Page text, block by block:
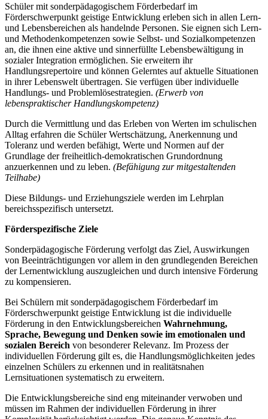
Schüler mit sonderpädagogischem Förderbedarf im
Förderschwerpunkt geistige Entwicklung erleben sich in allen Lern-
und Lebensbereichen als handelnde Personen. Sie eignen sich Lern-
und Methodenkompetenzen sowie Selbst- und Sozialkompetenzen
an, die ihnen eine aktive und sinnerfüllte Lebensbewältigung in
sozialer Integration ermöglichen. Sie erweitern ihr
Handlungsrepertoire und können Gelerntes auf aktuelle Situationen
in ihrer Lebenswelt übertragen. Sie verfügen über individuelle
Handlungs- und Problemlösestrategien. (Erwerb von
lebenspraktischer Handlungskompetenz)
Durch die Vermittlung und das Erleben von Werten im schulischen
Alltag erfahren die Schüler Wertschätzung, Anerkennung und
Toleranz und werden befähigt, Werte und Normen auf der
Grundlage der freiheitlich-demokratischen Grundordnung
anzuerkennen und zu leben. (Befähigung zur mitgestaltenden
Teilhabe)
Diese Bildungs- und Erziehungsziele werden im Lehrplan
bereichsspezifisch untersetzt.
Förderspezifische Ziele
Sonderpädagogische Förderung verfolgt das Ziel, Auswirkungen
von Beeinträchtigungen vor allem in den grundlegenden Bereichen
der Lernentwicklung auszugleichen und durch intensive Förderung
zu kompensieren.
Bei Schülern mit sonderpädagogischem Förderbedarf im
Förderschwerpunkt geistige Entwicklung ist die individuelle
Förderung in den Entwicklungsbereichen Wahrnehmung,
Sprache, Bewegung und Denken sowie im emotionalen und
sozialen Bereich von besonderer Relevanz. Im Prozess der
individuellen Förderung gilt es, die Handlungsmöglichkeiten jedes
einzelnen Schülers zu erkennen und in realitätsnahen
Lernsituationen systematisch zu erweitern.
Die Entwicklungsbereiche sind eng miteinander verwoben und
müssen im Rahmen der individuellen Förderung in ihrer